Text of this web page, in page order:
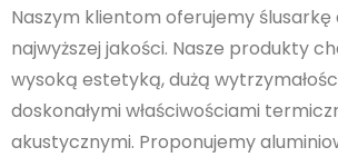
Naszym klientom oferujemy ślusarkę
najwyższej jakości. Nasze produkty
wysoką estetyką, dużą
doskonałymi właściwościami
akustycznymi. Proponujemy